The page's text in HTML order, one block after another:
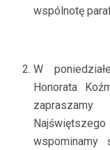
wspólnotę
W
Honorata
wspominamy